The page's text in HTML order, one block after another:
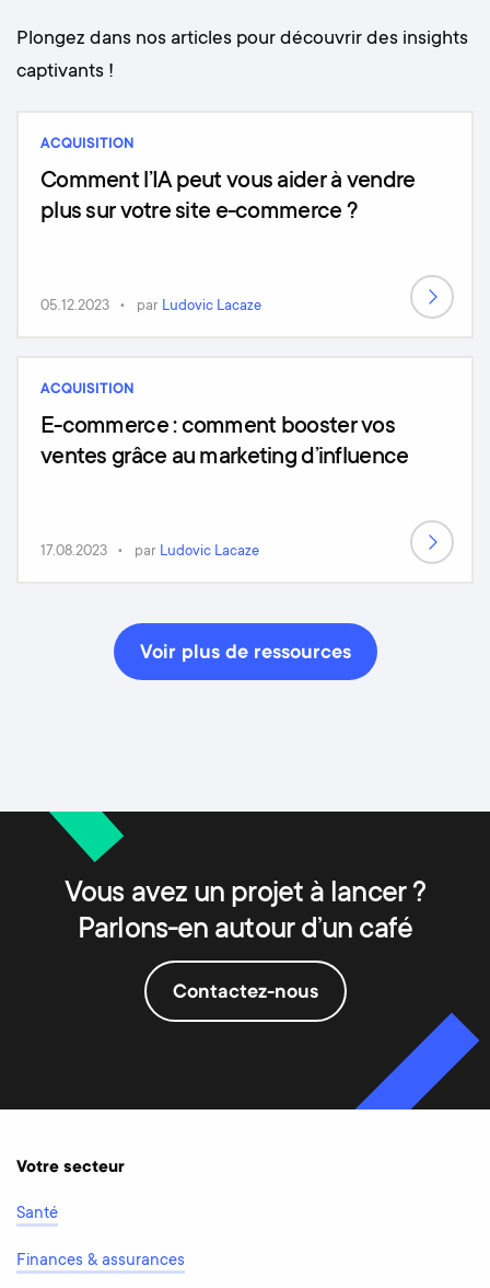
Plongez dans nos articles pour découvrir des insights
captivants !
ACQUISITION
Comment l’IA peut vous aider à vendre
plus sur votre site e-commerce ?
05.12.2023 par Ludovic Lacaze
ACQUISITION
E-commerce : comment booster vos
ventes grâce au marketing d’influence
17.08.2023 par Ludovic Lacaze
Voir plus de ressources
Vous avez un projet à lancer ?
Parlons-en autour d’un café
Contactez-nous
Votre secteur
Santé
Finances & assurances